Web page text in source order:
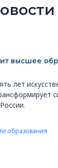
высшее
лет
образования